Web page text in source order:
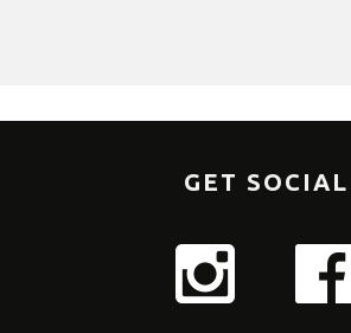
GET SOCIAL